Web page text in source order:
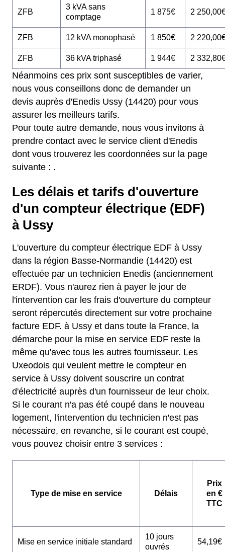
ZFB
3 kVA sans
comptage
1 875€ 2
ZFB 12 kVA monophasé 1 850€ 2
ZFB 36 kVA triphasé 1 944€ 2
Néanmoins ces prix sont susceptibles de varier,
nous vous conseillons donc de demander un
devis auprès d'Enedis Ussy (14420) pour vous
assurer les meilleurs tarifs.
Pour toute autre demande, nous vous invitons à
prendre contact avec le service client d'Enedis
dont vous trouverez les coordonnées sur la page
suivante : .
Les délais et tarifs d'ouverture
d'un compteur électrique (EDF)
à Ussy
L'ouverture du compteur électrique EDF à Ussy
dans la région Basse-Normandie (14420) est
effectuée par un technicien Enedis (anciennement
ERDF). Vous n'aurez rien à payer le jour de
l'intervention car les frais d'ouverture du compteur
seront répercutés directement sur votre prochaine
facture EDF. à Ussy et dans toute la France, la
démarche pour la mise en service EDF reste la
même qu'avec tous les autres fournisseur. Les
Uxeodois qui veulent mettre le compteur en
service à Ussy doivent souscrire un contrat
d'électricité auprès d'un fournisseur de leur choix.
Si le courant n'a pas été coupé dans le nouveau
logement, l'intervention du technicien n'est pas
nécessaire, en revanche, si le courant est coupé,
vous pouvez choisir entre 3 services :
Type de mise en service Délais
Prix
en €
TTC
Mise en service initiale standard
10 jours
ouvrés
54,19€